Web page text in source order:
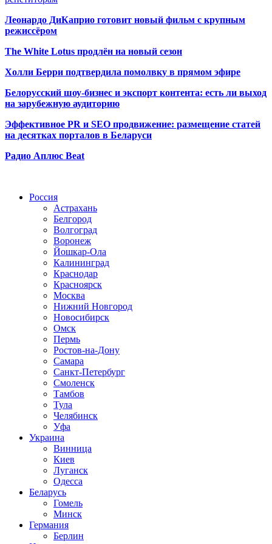
Леонардо ДиКаприо готовит новый фильм с крупным
режиссёром
The White Lotus продлён на новый сезон
Холли Берри подтвердила помолвку в прямом эфире
Белорусский шоу-бизнес и экспорт контента: есть ли выход
на зарубежную аудиторию
Эффективное PR и SEO продвижение: размещение статей
на десятках порталов в Беларуси
Радио Аплюс Beat
Россия
Астрахань
Белгород
Волгоград
Воронеж
Йошкар-Ола
Калининград
Краснодар
Красноярск
Москва
Нижний Новгород
Новосибирск
Омск
Пермь
Ростов-на-Дону
Самара
Санкт-Петербург
Смоленск
Тамбов
Тула
Челябинск
Уфа
Украина
Винница
Киев
Луганск
Одесса
Беларусь
Гомель
Минск
Германия
Берлин